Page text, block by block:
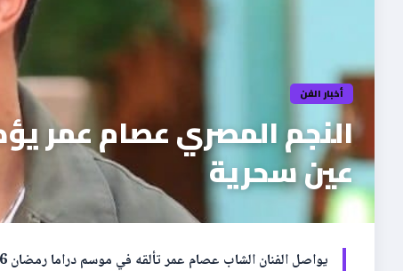
أخبار الفن
النجم المصري عصام عمر
عين سحرية
يواصل الفنان الشاب عصام عمر تألقه في موسم دراما رمضان 2026 حيث يشارك ببطولة مسلسل عين سحرية الذي يعد من […]